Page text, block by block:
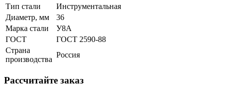
Тип стали
Инструментальная
Диаметр, мм
36
Марка стали
У8А
ГОСТ
ГОСТ 2590-88
Страна
производства
Россия
Рассчитайте заказ